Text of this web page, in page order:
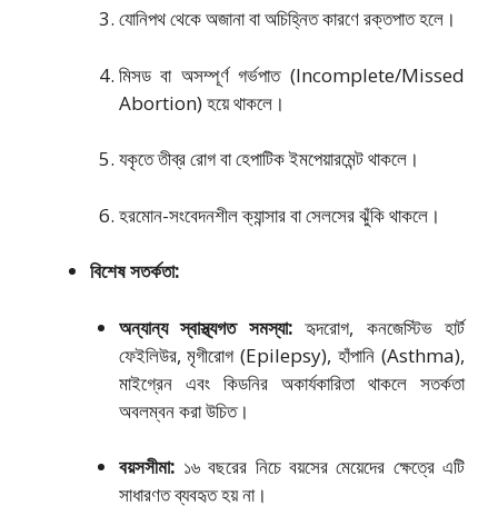
যোনিপথ থেকে অজানা বা অচিহ্নিত কারণে রক্তপাত হলে।
মিসড বা অসম্পূর্ণ গর্ভপাত (Incomplete/Missed
Abortion) হয়ে থাকলে।
যকৃতে তীব্র রোগ বা হেপাটিক ইমপেয়ারমেন্ট থাকলে।
হরমোন-সংবেদনশীল ক্যান্সার বা সেলসের ঝুঁকি থাকলে।
বিশেষ সতর্কতা:
অন্যান্য স্বাস্থ্যগত সমস্যা: হৃদরোগ, কনজেস্টিভ হার্ট
ফেইলিউর, মৃগীরোগ (Epilepsy), হাঁপানি (Asthma),
মাইগ্রেন এবং কিডনির অকার্যকারিতা থাকলে সতর্কতা
অবলম্বন করা উচিত।
বয়সসীমা: ১৬ বছরের নিচে বয়সের মেয়েদের ক্ষেত্রে এটি
সাধারণত ব্যবহৃত হয় না।